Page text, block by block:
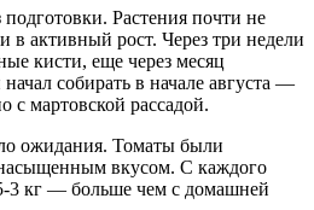
Растения почти не
в активный рост. Через три недели
кисти, еще через месяц
собирать в начале августа —
с мартовской рассадой.
ожидания. Томаты были
вкусом. С каждого
3 кг — больше чем с домашней